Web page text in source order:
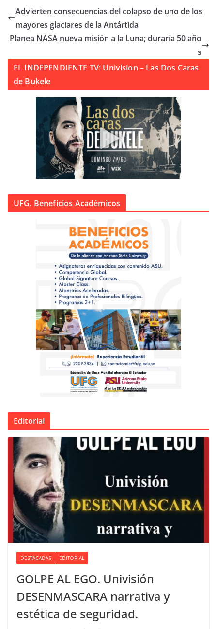
Advierten consecuencias del colapso de uno de los
mayores glaciares de la Antártida
Planea NASA nueva misión a la Luna; duraría 50 año
s
EL INDEPENDIENTE TV: Univision – Las Dos Caras
de Bukele
UFG. Beneficios Académicos
Editorial
DESTACADAS EDITORIAL
GOLPE AL EGO. Univisión
DESENMASCARA narrativa y
estética de seguridad.